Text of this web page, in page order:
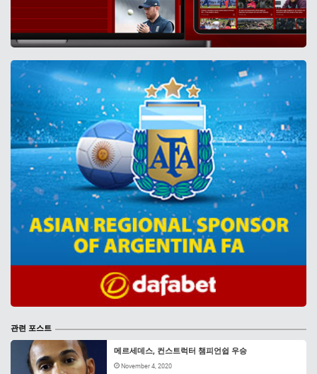
관련 포스트
메르세데스, 컨스트럭터 챔피언쉽 우승
November 4, 2020